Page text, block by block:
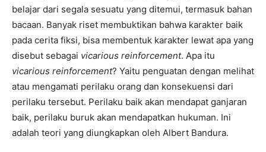
belajar dari segala sesuatu yang ditemui, termasuk bahan
bacaan. Banyak riset membuktikan bahwa karakter baik
pada cerita fiksi, bisa membentuk karakter lewat apa yang
disebut sebagai vicarious reinforcement. Apa itu
vicarious reinforcement? Yaitu penguatan dengan melihat
atau mengamati perilaku orang dan konsekuensi dari
perilaku tersebut. Perilaku baik akan mendapat ganjaran
baik, perilaku buruk akan mendapatkan hukuman. Ini
adalah teori yang diungkapkan oleh Albert Bandura.